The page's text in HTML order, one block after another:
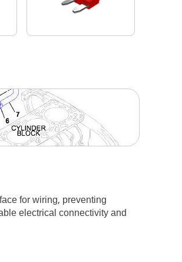
for wiring, preventing
electrical connectivity and